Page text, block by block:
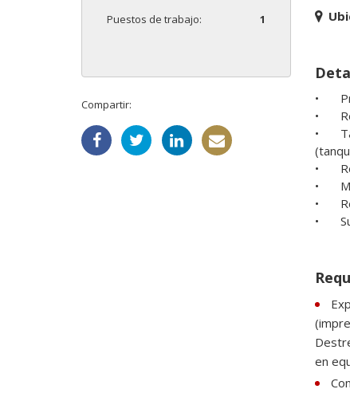
Puestos de trabajo:
1
Compartir:
•	Preparació, càrrega i estiba correcta del material als vehicles
•	Realitzar tasques operatives de transport de materials amb vehicles de l’empresa
•	Tasques de muntatge i desmuntatge (escenaris, tarimes..),col·locació i retirada de mobiliari per a esdeveniments
•	Revisió de material abans i després dels muntatges
•	Manteniment bàsic i cura de l’equipament
•	Realització de tasques auxiliars de manteniment i adequació d’espais i materials (vernissar, pintar, etc..)
•
en